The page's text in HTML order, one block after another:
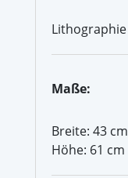
Lithographie
Maße:
Breite: 43 cm
Höhe: 61 cm